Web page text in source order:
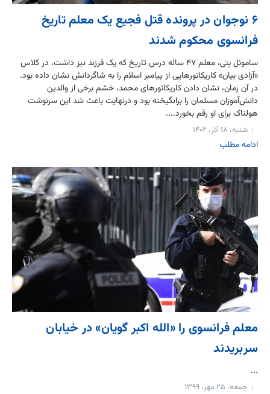
۶ نوجوان در پرونده قتل فجیع یک معلم تاریخ
فرانسوی محکوم شدند
ساموئل پتی، معلم ۴۷ ساله درس تاریخ که یک فرزند نیز داشت، در کلاس
«آزادی بیان» کاریکاتور‌هایی از پیامبر اسلام را به شاگردانش نشان داده بود.
در آن زمان، نشان دادن کاریکاتورهای محمد، خشم برخی از والدین
دانش‌آموزان مسلمان را برانگیخته بود و درنهایت باعث شد این سرنوشت
هولناک برای او رقم بخورد....
شنبه، ۱۸ آذر، ۱۴۰۲
ادامه مطلب
معلم فرانسوی را «الله اکبر گویان» در خیابان
سربریدند
...
جمعه، ۲۵ مهر، ۱۳۹۹